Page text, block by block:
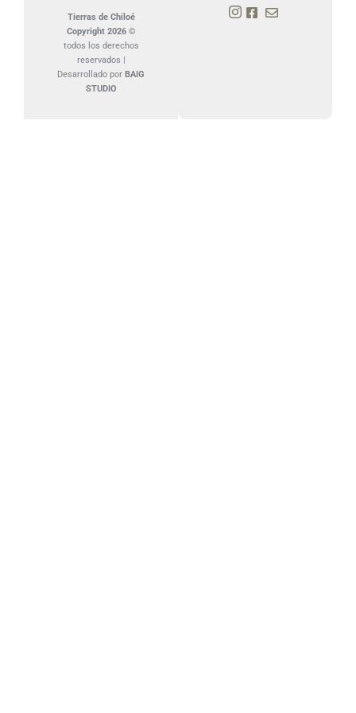
Tierras de Chiloé
Copyright 2026 ©
todos los derechos
reservados |
Desarrollado por BAIG
STUDIO